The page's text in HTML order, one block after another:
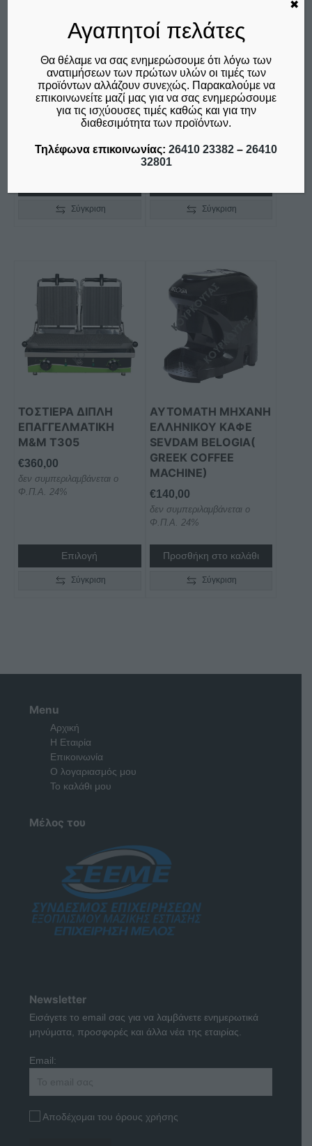
ΛΑΝΤΖΑ ΚΛΕΙΣΤΗ ΜΕ
1 ΓΟΥΡΝΑ 95X51X35
CM ΣΕΙΡΑ LK96 -BAM
625,00 – €725,00Price
range:
€625,00
€725,00
δεν συμπεριλαμβάνεται ο
επιλεγούν
σελίδα
Σύγκριση
ΒΙΤΡΙΝΑ ΕΠΙΔΑΠΕΔΙΑ
ΣΥΝΤΗΡΗΣΗΣ-
ΑΝΑΨΥΚΤΙΚΩΝ
METALFRIO D372
SCM 4C STANDARD
€570,00
Φ.Π.Α. 24%
Σύγκριση
ΤΟΣΤΙΕΡΑ ΔΙΠΛΗ
ΕΠΑΓΓΕΛΜΑΤΙKH
M&M Τ305
€360,00
δεν συμπεριλαμβάνεται ο
Φ.Π.Α. 24%
Επιλογή
έχει
πολλαπλές
παραλλαγές.
Οι
μπορούν
να
επιλεγούν
σελίδα
του
Σύγκριση
ΑΥΤΟΜΑΤΗ ΜΗΧΑΝΗ
ΕΛΛΗΝΙΚΟΥ ΚΑΦΕ
SEVDAM BELOGIA(
GREEK COFFEE
MACHINE)
€140,00
δεν συμπεριλαμβάνεται ο
Φ.Π.Α. 24%
Προσθήκη στο καλάθι
Σύγκριση
Menu
Αρχική
Η Εταιρία
Επικοινωνία
Ο λογαριασμός μου
Το καλάθι μου
Μέλος του
Newsletter
Εισάγετε το email σας για να λαμβάνετε ενημερωτικά
μηνύματα, προσφορές και άλλα νέα της εταιρίας.
Email:
Αποδέχομαι του όρους χρήσης
Αγαπητοί πελάτες
Θα θέλαμε να σας ενημερώσουμε ότι λόγω των
ανατιμήσεων των πρώτων υλών οι τιμές των
προϊόντων αλλάζουν συνεχώς. Παρακαλούμε να
επικοινωνείτε μαζί μας για να σας ενημερώσουμε
για τις ισχύουσες τιμές καθώς και για την
διαθεσιμότητα των προϊόντων.
Τηλέφωνα επικοινωνίας: 26410 23382 – 26410
32801
✖